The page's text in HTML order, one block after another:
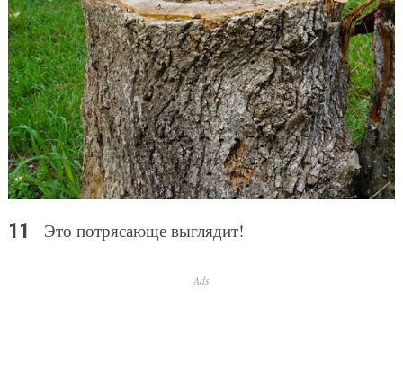
Это потрясающе выглядит!
Ads